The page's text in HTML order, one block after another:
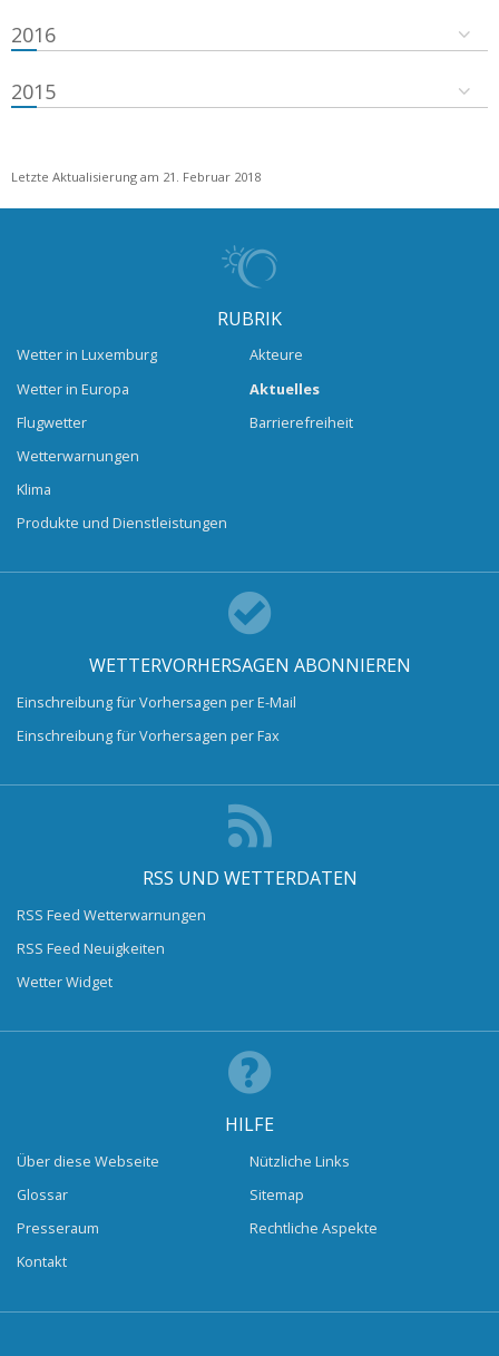
2016
2015
Letzte Aktualisierung am 21. Februar 2018
RUBRIK
Wetter in Luxemburg
Wetter in Europa
Flugwetter
Wetterwarnungen
Klima
Produkte und Dienstleistungen
Akteure
Aktuelles
Barrierefreiheit
WETTERVORHERSAGEN ABONNIEREN
Einschreibung für Vorhersagen per E-Mail
Einschreibung für Vorhersagen per Fax
RSS UND WETTERDATEN
RSS Feed Wetterwarnungen
RSS Feed Neuigkeiten
Wetter Widget
HILFE
Über diese Webseite
Glossar
Presseraum
Kontakt
Nützliche Links
Sitemap
Rechtliche Aspekte